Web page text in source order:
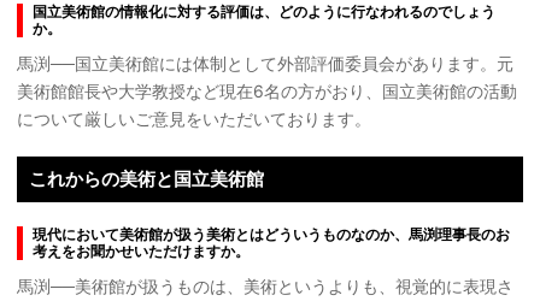
国立美術館の情報化に対する評価は、どのように行なわれるのでしょう
か。
馬渕──国立美術館には体制として外部評価委員会があります。元
美術館館長や大学教授など現在6名の方がおり、国立美術館の活動
について厳しいご意見をいただいております。
これからの美術と国立美術館
現代において美術館が扱う美術とはどういうものなのか、馬渕理事長のお
考えをお聞かせいただけますか。
馬渕──美術館が扱うものは、美術というよりも、視覚的に表現さ